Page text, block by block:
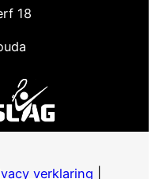
18
verklaring